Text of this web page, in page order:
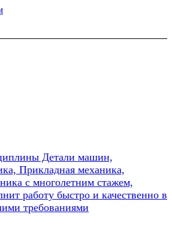
Детали машин,
Прикладная механика,
с многолетним стажем,
работу быстро и качественно в
требованиями